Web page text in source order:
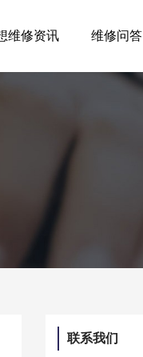
维修资讯 维修问答
联系我们